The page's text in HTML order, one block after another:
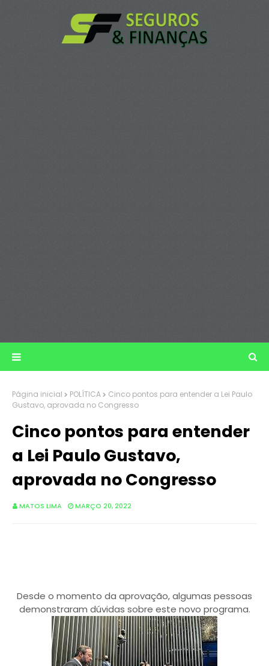
Página inicial POLÍTICA
Cinco pontos para entender a Lei Paulo
Gustavo, aprovada no Congresso
Cinco pontos para entender
a Lei Paulo Gustavo,
aprovada no Congresso
MATOS LIMA MARÇO 20, 2022
Desde o momento da aprovação, algumas pessoas
demonstraram dúvidas sobre este novo programa.